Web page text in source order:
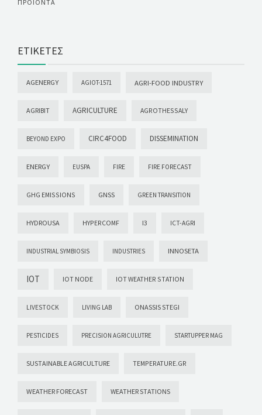
ΠΡΟΪΌΝΤΑ
ΕΤΙΚΈΤΕΣ
AGENERGY AGIOT-1571 AGRI-FOOD INDUSTRY
AGRIBIT AGRICULTURE AGROTHESSALY
BEYOND EXPO CIRC4FOOD DISSEMINATION
ENERGY EUSPA FIRE FIRE FORECAST
GHG EMISSIONS GNSS GREEN TRANSITION
HYDROUSA HYPERCOMF I3 ICT-AGRI
INDUSTRIAL SYMBIOSIS INDUSTRIES INNOSETA
IOT IOT NODE IOT WEATHER STATION
LIVESTOCK LIVING LAB ONASSIS STEGI
PESTICIDES PRECISION AGRICULUTRE STARTUPPER MAG
SUSTAINABLE AGRICULTURE TEMPERATURE.GR
WEATHER FORECAST WEATHER STATIONS